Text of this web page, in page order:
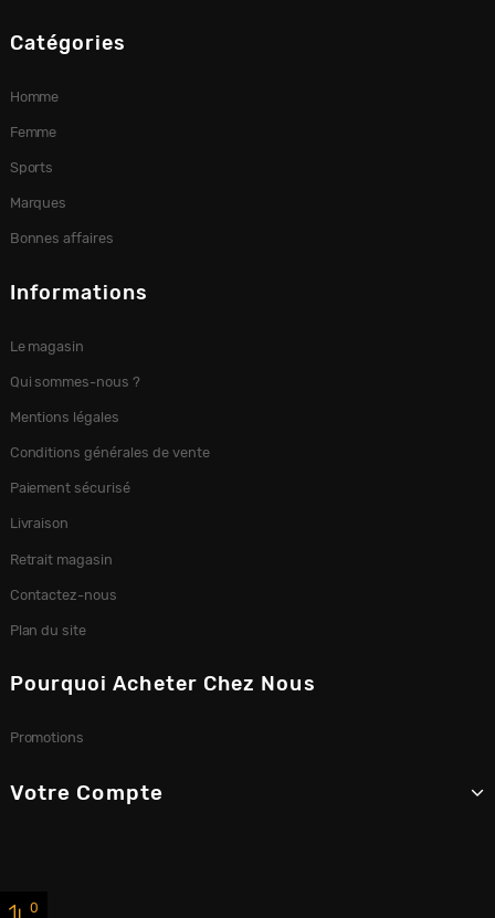
Catégories
Homme
Femme
Sports
Marques
Bonnes affaires
Informations
Le magasin
Qui sommes-nous ?
Mentions légales
Conditions générales de vente
Paiement sécurisé
Livraison
Retrait magasin
Contactez-nous
Plan du site
Pourquoi Acheter Chez Nous
Promotions
Votre Compte
0